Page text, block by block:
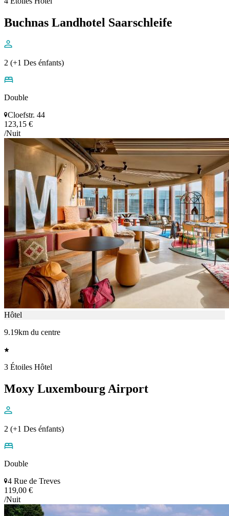
Buchnas Landhotel Saarschleife
2 (+1 Des énfants)
Double
Cloefstr. 44
123,15 €
/Nuit
Hôtel
9.19km du centre
3 Étoiles Hôtel
Moxy Luxembourg Airport
2 (+1 Des énfants)
Double
4 Rue de Treves
119,00 €
/Nuit